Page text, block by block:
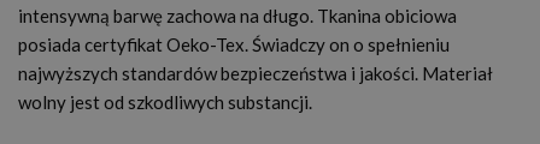
intensywną barwę zachowa na długo. Tkanina obiciowa
posiada certyfikat Oeko-Tex. Świadczy on o spełnieniu
najwyższych standardów bezpieczeństwa i jakości. Materiał
wolny jest od szkodliwych substancji.